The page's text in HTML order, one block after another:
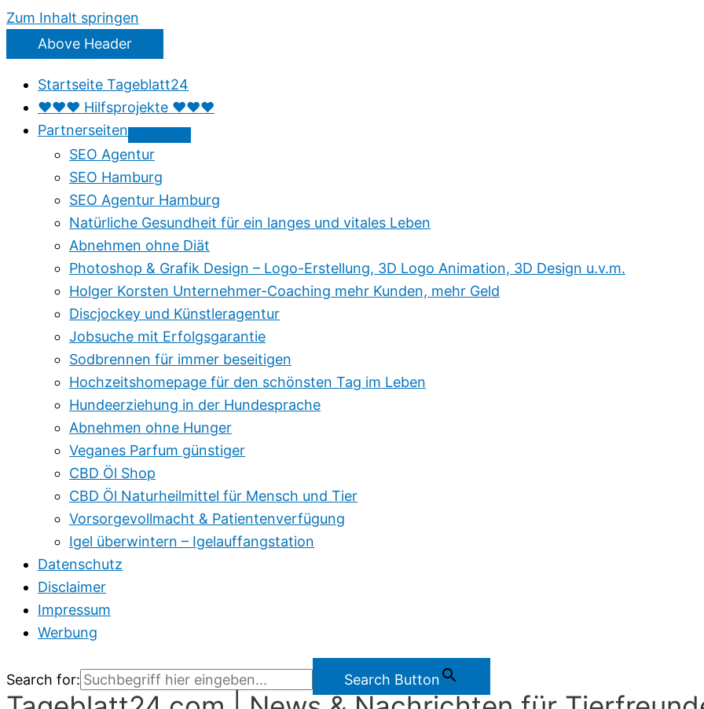
Zum Inhalt springen
Above Header
Startseite Tageblatt24
♥♥♥ Hilfsprojekte ♥♥♥
Partnerseiten
SEO Agentur
SEO Hamburg
SEO Agentur Hamburg
Natürliche Gesundheit für ein langes und vitales Leben
Abnehmen ohne Diät
Photoshop & Grafik Design – Logo-Erstellung, 3D Logo Animation, 3D Design u.v.m.
Holger Korsten Unternehmer-Coaching mehr Kunden, mehr Geld
Discjockey und Künstleragentur
Jobsuche mit Erfolgsgarantie
Sodbrennen für immer beseitigen
Hochzeitshomepage für den schönsten Tag im Leben
Hundeerziehung in der Hundesprache
Abnehmen ohne Hunger
Veganes Parfum günstiger
CBD Öl Shop
CBD Öl Naturheilmittel für Mensch und Tier
Vorsorgevollmacht & Patientenverfügung
Igel überwintern – Igelauffangstation
Datenschutz
Disclaimer
Impressum
Werbung
Search for: Search Button